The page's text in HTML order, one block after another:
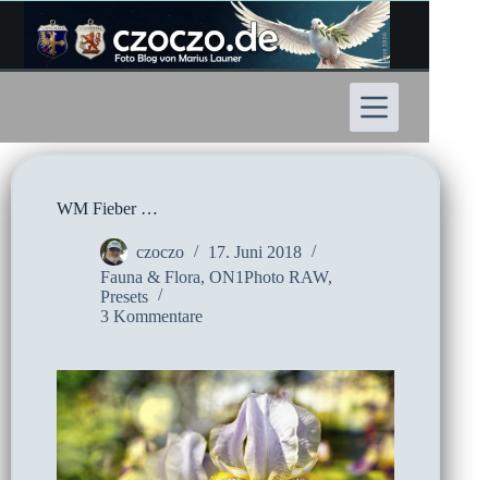
Inhalt
springen
WM Fieber …
czoczo
17. Juni 2018
Fauna & Flora, ON1Photo RAW,
Presets
3 Kommentare